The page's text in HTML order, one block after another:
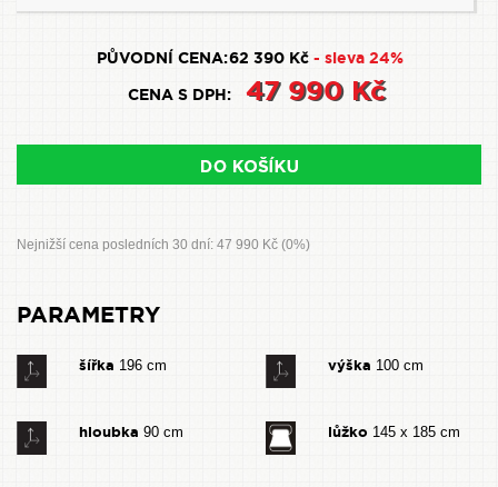
PŮVODNÍ CENA:62 390 Kč - sleva 24%
CENA S DPH:
47 990 Kč
Nejnižší cena posledních 30 dní: 47 990 Kč (0%)
PARAMETRY
šířka 196 cm výška 100 cm
hloubka 90 cm lůžko 145 x 185 cm